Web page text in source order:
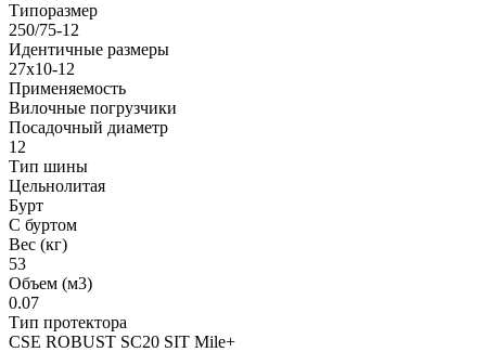
Типоразмер
250/75-12
Идентичные размеры
27x10-12
Применяемость
Вилочные погрузчики
Посадочный диаметр
12
Тип шины
Цельнолитая
Бурт
С буртом
Вес (кг)
53
Объем (м3)
0.07
Тип протектора
CSE ROBUST SC20 SIT Mile+